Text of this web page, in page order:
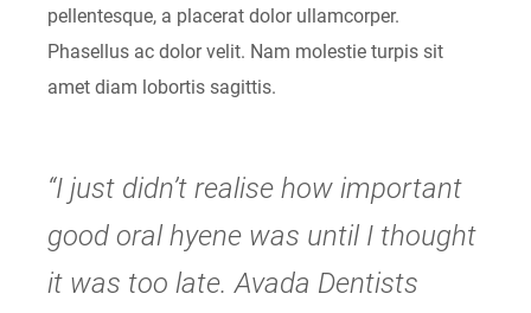
pellentesque, a placerat dolor ullamcorper.
Phasellus ac dolor velit. Nam molestie turpis sit
amet diam lobortis sagittis.
“I just didn’t realise how important
good oral hyene was until I thought
it was too late. Avada Dentists